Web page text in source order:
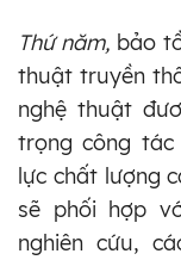
Thứ năm, bảo
thuật truyền
nghệ thuật
trọng công
lực chất lượng
sẽ phối hợp
nghiên cứu,